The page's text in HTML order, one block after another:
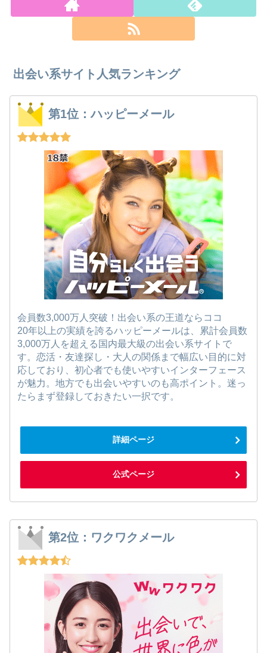
出会い系サイト人気ランキング
第1位：ハッピーメール
会員数3,000万人突破！出会い系の王道ならココ
20年以上の実績を誇るハッピーメールは、累計会員数
3,000万人を超える国内最大級の出会い系サイトで
す。恋活・友達探し・大人の関係まで幅広い目的に対
応しており、初心者でも使いやすいインターフェース
が魅力。地方でも出会いやすいのも高ポイント。迷っ
たらまず登録しておきたい一択です。
詳細ページ
公式ページ
第2位：ワクワクメール